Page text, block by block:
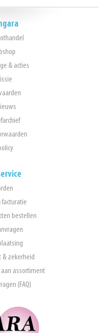
& acties
facturatie
bestellen
& zekerheid
assortiment
(FAQ)